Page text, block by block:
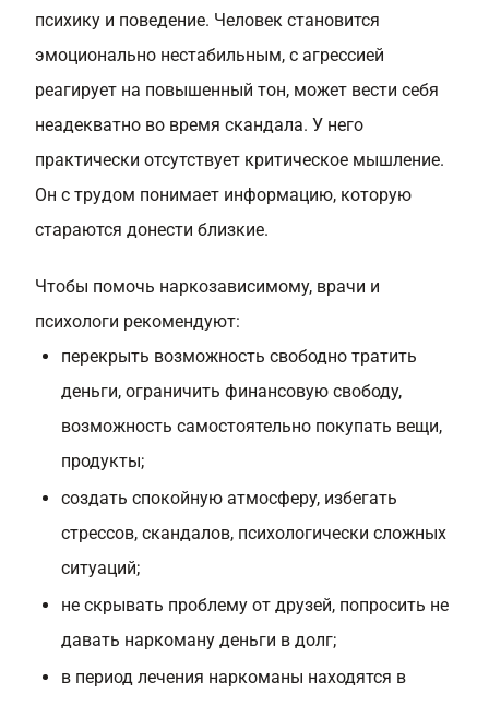
психику и поведение. Человек становится
эмоционально нестабильным, с агрессией
реагирует на повышенный тон, может вести себя
неадекватно во время скандала. У него
практически отсутствует критическое мышление.
Он с трудом понимает информацию, которую
стараются донести близкие.
Чтобы помочь наркозависимому, врачи и
психологи рекомендуют:
перекрыть возможность свободно тратить
деньги, ограничить финансовую свободу,
возможность самостоятельно покупать вещи,
продукты;
создать спокойную атмосферу, избегать
стрессов, скандалов, психологически сложных
ситуаций;
не скрывать проблему от друзей, попросить не
давать наркоману деньги в долг;
в период лечения наркоманы находятся в